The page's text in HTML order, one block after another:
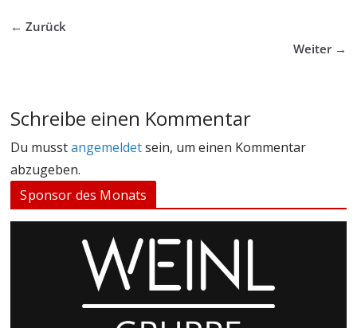
← Zurück
Weiter →
Schreibe einen Kommentar
Du musstangemeldetsein, um einen Kommentar
abzugeben.
Sponsor des Monats